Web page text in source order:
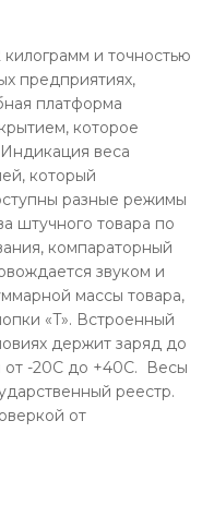
и точностью
предприятиях,
платформа
которое
Индикация веса
который
разные режимы
штучного товара по
компараторный
звуком и
массы товара,
«T». Встроенный
держит заряд до
от -20С до +40С. Весы
реестр.
от